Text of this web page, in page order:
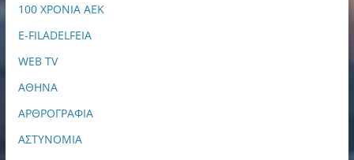
100 ΧΡΟΝΙΑ ΑΕΚ
E-FILADELFEIA
WEB TV
ΑΘΗΝΑ
ΑΡΘΡΟΓΡΑΦΙΑ
ΑΣΤΥΝΟΜΙΑ